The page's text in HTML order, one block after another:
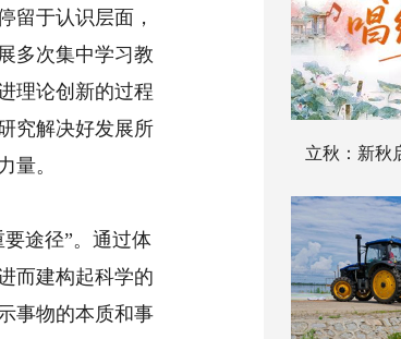
于认识层面，
多次集中学习教
理论创新的过程
究解决好发展所
量。
途径”。通过体
而建构起科学的
事物的本质和事
立秋：新秋